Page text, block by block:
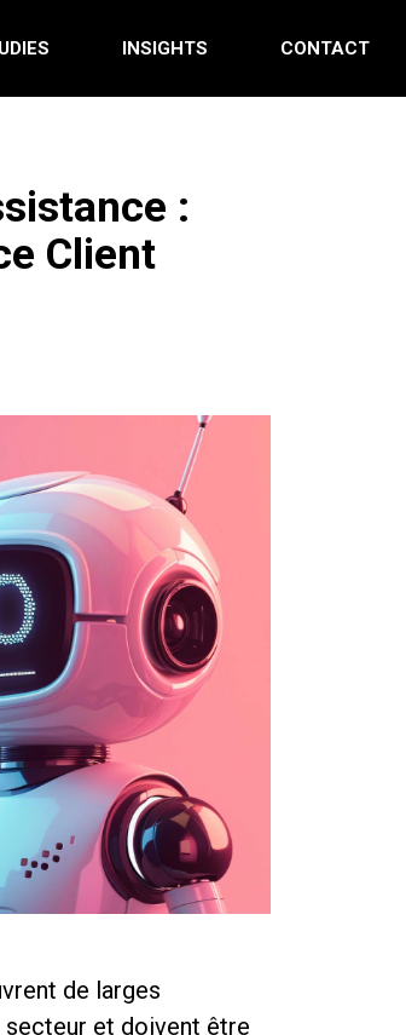
INSIGHTS CONTACT
:
Client
de larges
et doivent être